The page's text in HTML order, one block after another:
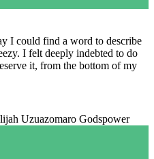
I could find a word to describe
I felt deeply indebted to do
it, from the bottom of my
Uzuazomaro Godspower